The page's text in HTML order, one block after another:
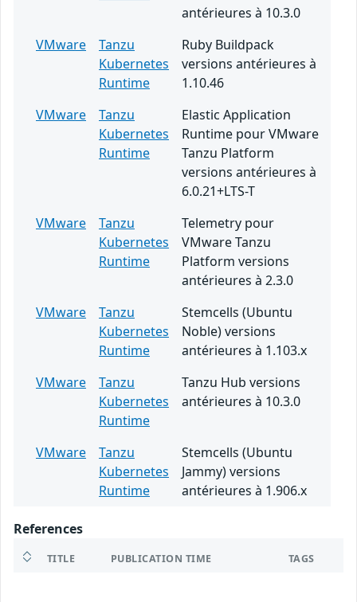
antérieures à 10.3.0
VMware
Tanzu
Kubernetes
Runtime
Ruby Buildpack
versions antérieures à
1.10.46
VMware
Tanzu
Kubernetes
Runtime
Elastic Application
Runtime pour VMware
Tanzu Platform
versions antérieures à
6.0.21+LTS-T
VMware
Tanzu
Kubernetes
Runtime
Telemetry pour
VMware Tanzu
Platform versions
antérieures à 2.3.0
VMware
Tanzu
Kubernetes
Runtime
Stemcells (Ubuntu
Noble) versions
antérieures à 1.103.x
VMware
Tanzu
Kubernetes
Runtime
Tanzu Hub versions
antérieures à 10.3.0
VMware
Tanzu
Kubernetes
Runtime
Stemcells (Ubuntu
Jammy) versions
antérieures à 1.906.x
References
TITLE PUBLICATION TIME TAGS